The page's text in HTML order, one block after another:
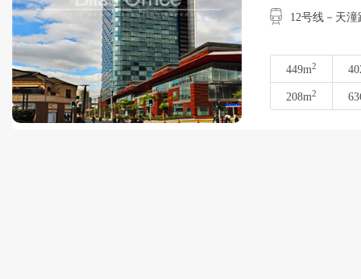
12号线－天潼
449m2
208m2